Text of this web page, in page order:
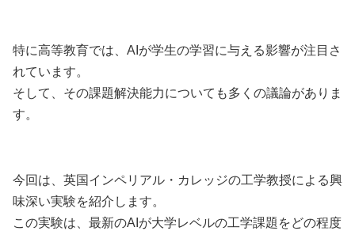
特に高等教育では、AIが学生の学習に与える影響が注目さ
れています。
そして、その課題解決能力についても多くの議論がありま
す。
今回は、英国インペリアル・カレッジの工学教授による興
味深い実験を紹介します。
この実験は、最新のAIが大学レベルの工学課題をどの程度